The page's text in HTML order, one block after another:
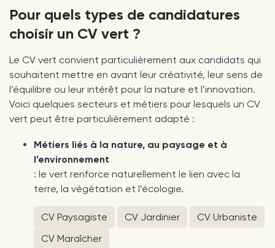
Pour quels types de candidatures
choisir un CV vert ?
Le CV vert convient particulièrement aux candidats qui
souhaitent mettre en avant leur créativité, leur sens de
l’équilibre ou leur intérêt pour la nature et l’innovation.
Voici quelques secteurs et métiers pour lesquels un CV
vert peut être particulièrement adapté :
Métiers liés à la nature, au paysage et à
l’environnement
: le vert renforce naturellement le lien avec la
terre, la végétation et l’écologie.
CV Paysagiste CV Jardinier
CV Urbaniste
CV Maraîcher